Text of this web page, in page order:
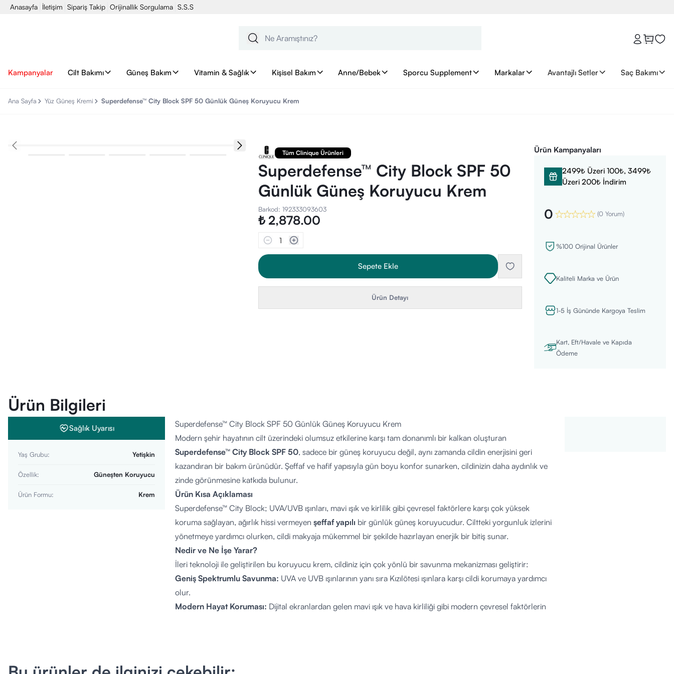
Anasayfa İletişim Sipariş Takip Orijinallik Sorgulama S.S.S
Kampanyalar Cilt Bakımı Güneş Bakım Vitamin & Sağlık Kişisel Bakım Anne/Bebek Sporcu Supplement Markalar Avantajlı Setler Saç Bakımı
Ana Sayfa Yüz Güneş Kremi Superdefense™ City Block SPF 50 Günlük Güneş Koruyucu Krem
Tüm Clinique Ürünleri
Superdefense™ City Block SPF 50
Günlük Güneş Koruyucu Krem
Barkod: 192333093603
₺ 2,878.00
1
Sepete Ekle
Ürün Detayı
Ürün Kampanyaları
2499₺ Üzeri 100₺, 3499₺
Üzeri 200₺ İndirim
0 (0 Yorum)
%100 Orijinal Ürünler
Kaliteli Marka ve Ürün
1-5 İş Gününde Kargoya Teslim
Kart, Eft/Havale ve Kapıda
Ödeme
Ürün Bilgileri
Sağlık Uyarısı
Yaş Grubu: Yetişkin
Özellik: Güneşten Koruyucu
Ürün Formu: Krem
Superdefense™ City Block SPF 50 Günlük Güneş Koruyucu Krem
Modern şehir hayatının cilt üzerindeki olumsuz etkilerine karşı tam donanımlı bir kalkan oluşturan
Superdefense™ City Block SPF 50, sadece bir güneş koruyucu değil, aynı zamanda cildin enerjisini geri
kazandıran bir bakım ürünüdür. Şeffaf ve hafif yapısıyla gün boyu konfor sunarken, cildinizin daha aydınlık ve
zinde görünmesine katkıda bulunur.
Ürün Kısa Açıklaması
Superdefense™ City Block; UVA/UVB ışınları, mavi ışık ve kirlilik gibi çevresel faktörlere karşı çok yüksek
koruma sağlayan, ağırlık hissi vermeyen şeffaf yapılı bir günlük güneş koruyucudur. Ciltteki yorgunluk izlerini
yönetmeye yardımcı olurken, cildi makyaja mükemmel bir şekilde hazırlayan enerjik bir bitiş sunar.
Nedir ve Ne İşe Yarar?
İleri teknoloji ile geliştirilen bu koruyucu krem, cildiniz için çok yönlü bir savunma mekanizması geliştirir:
Geniş Spektrumlu Savunma: UVA ve UVB ışınlarının yanı sıra Kızılötesi ışınlara karşı cildi korumaya yardımcı
olur.
Modern Hayat Koruması: Dijital ekranlardan gelen mavi ışık ve hava kirliliği gibi modern çevresel faktörlerin